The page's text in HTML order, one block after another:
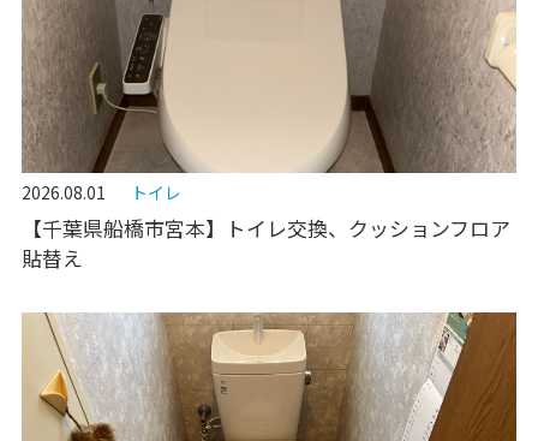
2026.08.01 トイレ
【千葉県船橋市宮本】トイレ交換、クッションフロア
貼替え